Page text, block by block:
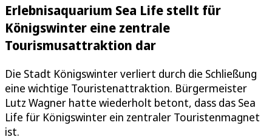
Erlebnisaquarium Sea Life stellt für
Königswinter eine zentrale
Tourismusattraktion dar
Die Stadt Königswinter verliert durch die Schließung
eine wichtige Touristenattraktion. Bürgermeister
Lutz Wagner hatte wiederholt betont, dass das Sea
Life für Königswinter ein zentraler Touristenmagnet
ist.